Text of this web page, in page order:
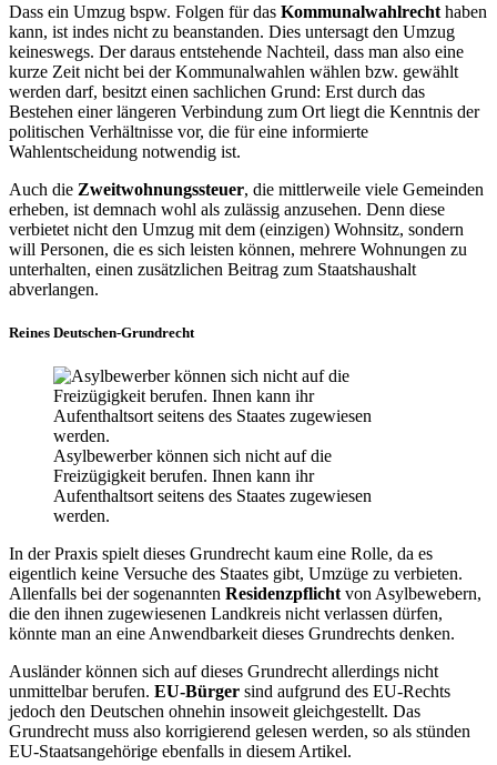
Dass ein Umzug bspw. Folgen für das Kommunalwahlrecht haben
kann, ist indes nicht zu beanstanden. Dies untersagt den Umzug
keineswegs. Der daraus entstehende Nachteil, dass man also eine
kurze Zeit nicht bei der Kommunalwahlen wählen bzw. gewählt
werden darf, besitzt einen sachlichen Grund: Erst durch das
Bestehen einer längeren Verbindung zum Ort liegt die Kenntnis der
politischen Verhältnisse vor, die für eine informierte
Wahlentscheidung notwendig ist.
Auch die Zweitwohnungssteuer, die mittlerweile viele Gemeinden
erheben, ist demnach wohl als zulässig anzusehen. Denn diese
verbietet nicht den Umzug mit dem (einzigen) Wohnsitz, sondern
will Personen, die es sich leisten können, mehrere Wohnungen zu
unterhalten, einen zusätzlichen Beitrag zum Staatshaushalt
abverlangen.
Reines Deutschen-Grundrecht
Asylbewerber können sich nicht auf die
Freizügigkeit berufen. Ihnen kann ihr
Aufenthaltsort seitens des Staates zugewiesen
werden.
In der Praxis spielt dieses Grundrecht kaum eine Rolle, da es
eigentlich keine Versuche des Staates gibt, Umzüge zu verbieten.
Allenfalls bei der sogenannten Residenzpflicht von Asylbewebern,
die den ihnen zugewiesenen Landkreis nicht verlassen dürfen,
könnte man an eine Anwendbarkeit dieses Grundrechts denken.
Ausländer können sich auf dieses Grundrecht allerdings nicht
unmittelbar berufen. EU-Bürger sind aufgrund des EU-Rechts
jedoch den Deutschen ohnehin insoweit gleichgestellt. Das
Grundrecht muss also korrigierend gelesen werden, so als stünden
EU-Staatsangehörige ebenfalls in diesem Artikel.